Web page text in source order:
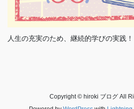
人生の充実のため、継続的学びの実践！
Copyright © hiroki ブログ All